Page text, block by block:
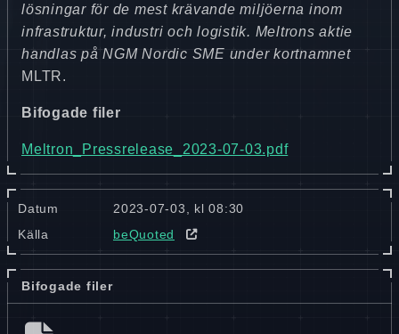
lösningar för de mest krävande miljöerna inom
infrastruktur, industri och logistik. Meltrons aktie
handlas på NGM Nordic SME under kortnamnet
MLTR.
Bifogade filer
Meltron_Pressrelease_2023-07-03.pdf
Datum
2023-07-03, kl 08:30
Källa
beQuoted
Bifogade filer